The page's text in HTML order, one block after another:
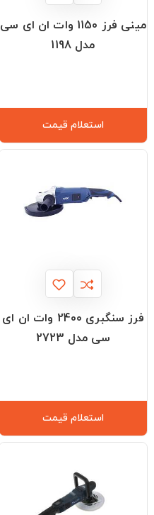
مینی فرز 1150 وات ان ای سی
مدل 1198
استعلام قیمت
فرز سنگبری 2400 وات ان ای
سی مدل 2723
استعلام قیمت